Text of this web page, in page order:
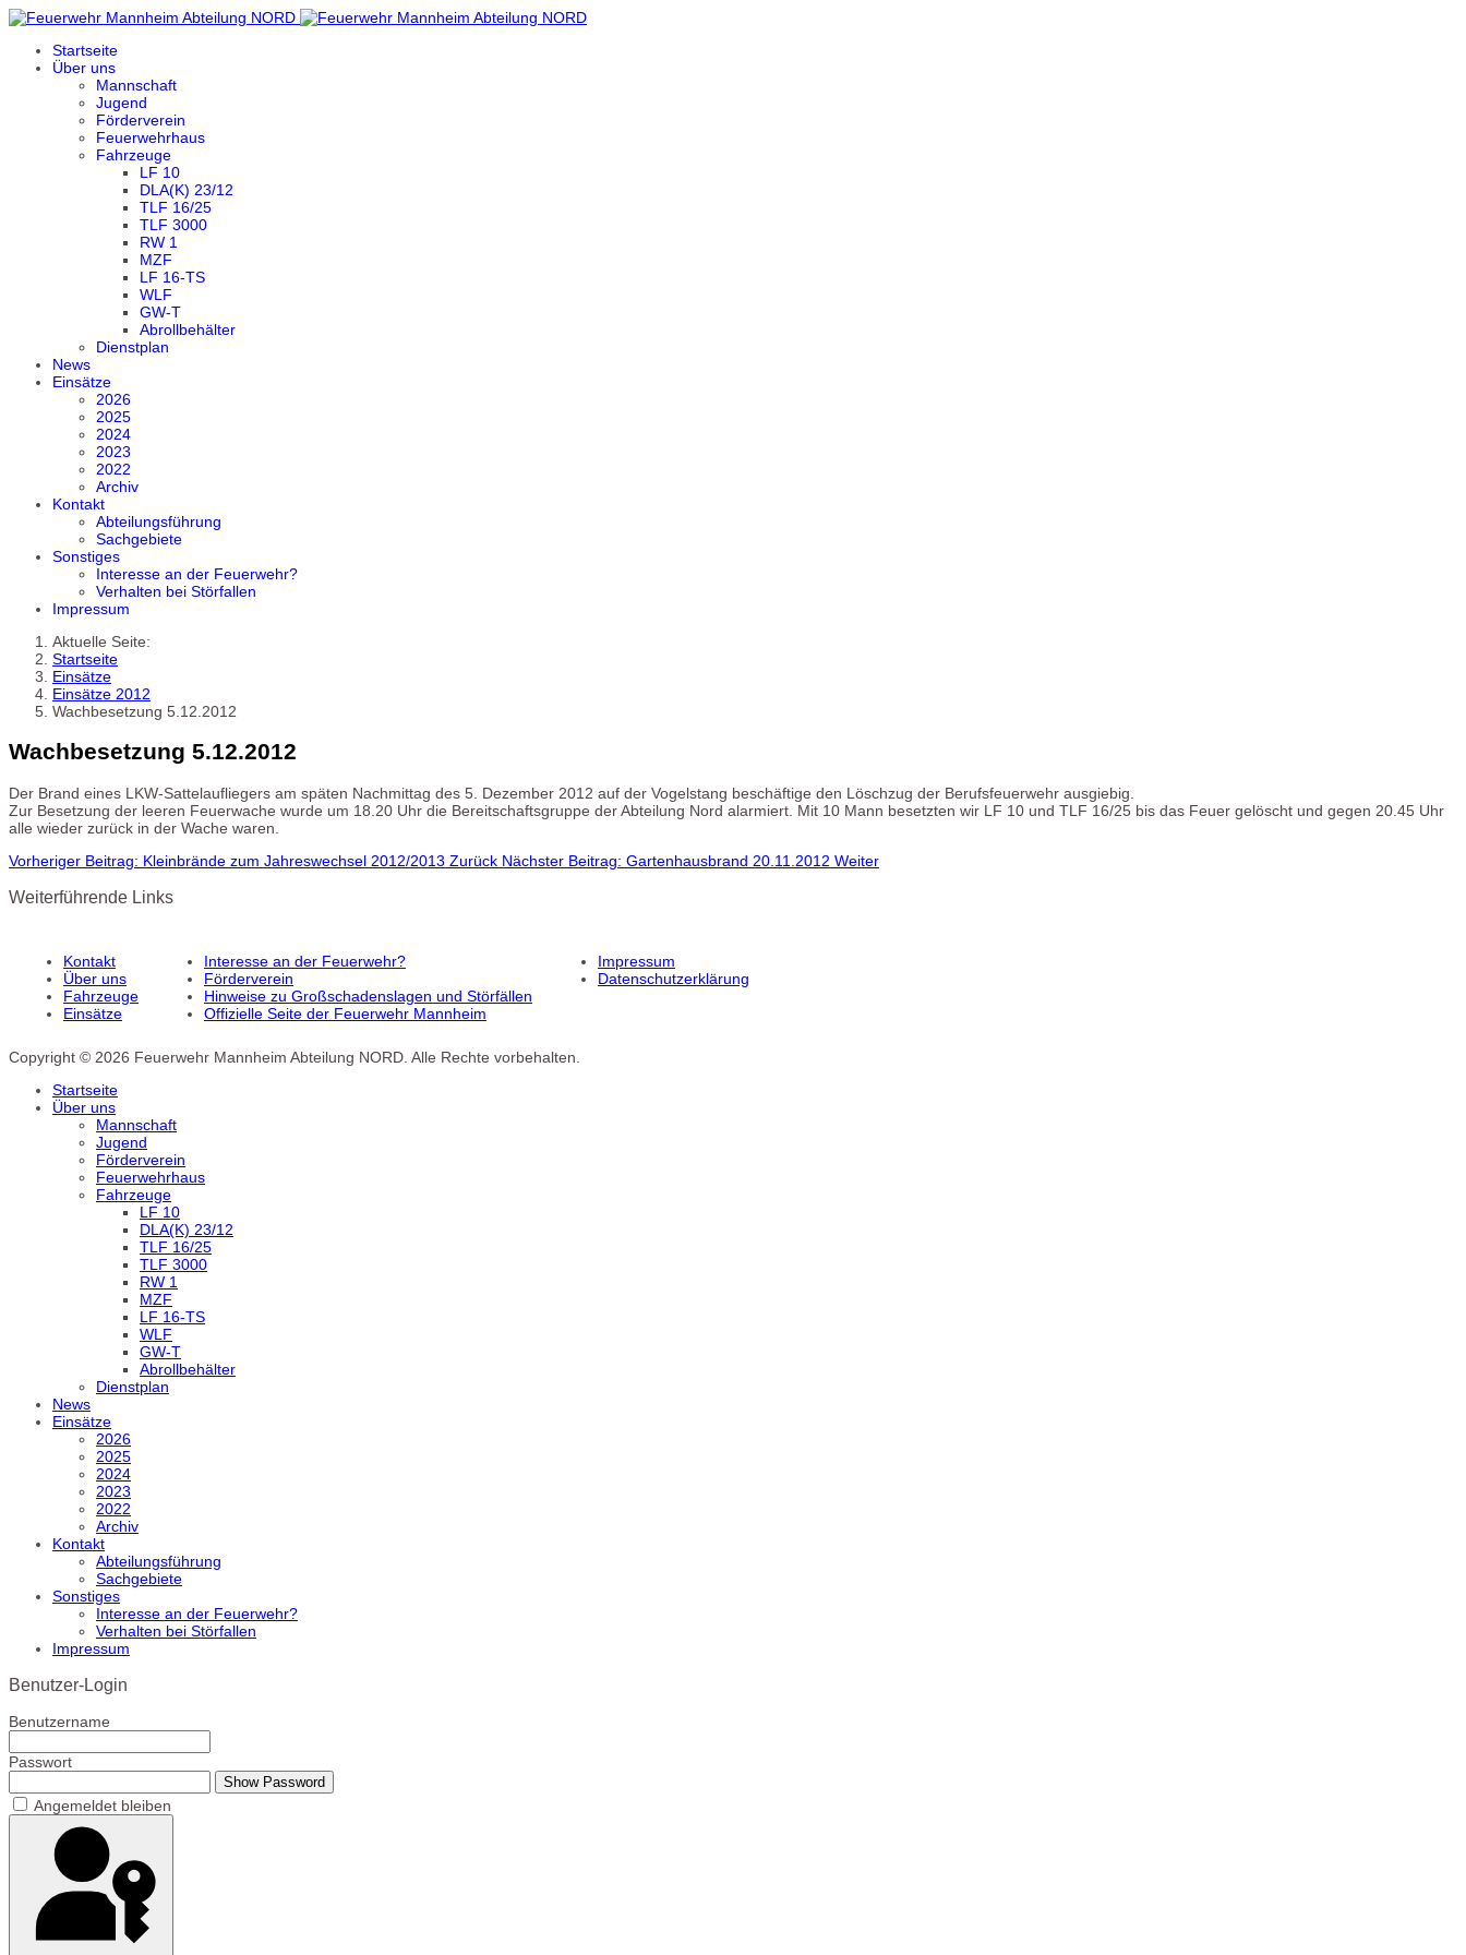
Startseite
Über uns
Mannschaft
Jugend
Förderverein
Feuerwehrhaus
Fahrzeuge
LF 10
DLA(K) 23/12
TLF 16/25
TLF 3000
RW 1
MZF
LF 16-TS
WLF
GW-T
Abrollbehälter
Dienstplan
News
Einsätze
2026
2025
2024
2023
2022
Archiv
Kontakt
Abteilungsführung
Sachgebiete
Sonstiges
Interesse an der Feuerwehr?
Verhalten bei Störfallen
Impressum
Aktuelle Seite:
Startseite
Einsätze
Einsätze 2012
Wachbesetzung 5.12.2012
Wachbesetzung 5.12.2012
Der Brand eines LKW-Sattelaufliegers am späten Nachmittag des 5. Dezember 2012 auf der Vogelstang beschäftige den Löschzug der Berufsfeuerwehr ausgiebig.
Zur Besetzung der leeren Feuerwache wurde um 18.20 Uhr die Bereitschaftsgruppe der Abteilung Nord alarmiert. Mit 10 Mann besetzten wir LF 10 und TLF 16/25 bis das Feuer gelöscht und gegen 20.45 Uhr
alle wieder zurück in der Wache waren.
Vorheriger Beitrag: Kleinbrände zum Jahreswechsel 2012/2013 Zurück Nächster Beitrag: Gartenhausbrand 20.11.2012 Weiter
Weiterführende Links
Kontakt
Über uns
Fahrzeuge
Einsätze
Interesse an der Feuerwehr?
Förderverein
Hinweise zu Großschadenslagen und Störfällen
Offizielle Seite der Feuerwehr Mannheim
Impressum
Datenschutzerklärung
Copyright © 2026 Feuerwehr Mannheim Abteilung NORD. Alle Rechte vorbehalten.
Startseite
Über uns
Mannschaft
Jugend
Förderverein
Feuerwehrhaus
Fahrzeuge
LF 10
DLA(K) 23/12
TLF 16/25
TLF 3000
RW 1
MZF
LF 16-TS
WLF
GW-T
Abrollbehälter
Dienstplan
News
Einsätze
2026
2025
2024
2023
2022
Archiv
Kontakt
Abteilungsführung
Sachgebiete
Sonstiges
Interesse an der Feuerwehr?
Verhalten bei Störfallen
Impressum
Benutzer-Login
Benutzername
Passwort
Show Password
Angemeldet bleiben